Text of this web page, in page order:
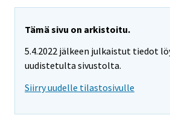
Tämä sivu on arkistoitu.
5.4.2022 jälkeen julkaistut tiedot
uudistetulta sivustolta.
Siirry uudelle tilastosivulle